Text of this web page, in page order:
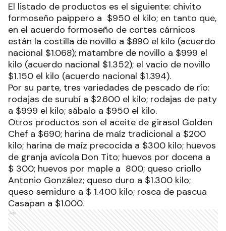
El listado de productos es el siguiente: chivito
formoseño paippero a $950 el kilo; en tanto que,
en el acuerdo formoseño de cortes cárnicos
están la costilla de novillo a $890 el kilo (acuerdo
nacional $1.068); matambre de novillo a $999 el
kilo (acuerdo nacional $1.352); el vacio de novillo
$1.150 el kilo (acuerdo nacional $1.394).
Por su parte, tres variedades de pescado de río:
rodajas de surubí a $2.600 el kilo; rodajas de paty
a $999 el kilo; sábalo a $950 el kilo.
Otros productos son el aceite de girasol Golden
Chef a $690; harina de maíz tradicional a $200
kilo; harina de maíz precocida a $300 kilo; huevos
de granja avícola Don Tito; huevos por docena a
$ 300; huevos por maple a 800; queso criollo
Antonio González; queso duro a $1.300 kilo;
queso semiduro a $ 1.400 kilo; rosca de pascua
Casapan a $1.000.
Ads